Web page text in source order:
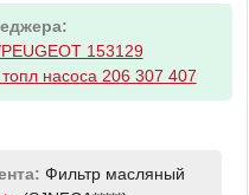
153129
насоса 206 307 407
Фильтр масляный